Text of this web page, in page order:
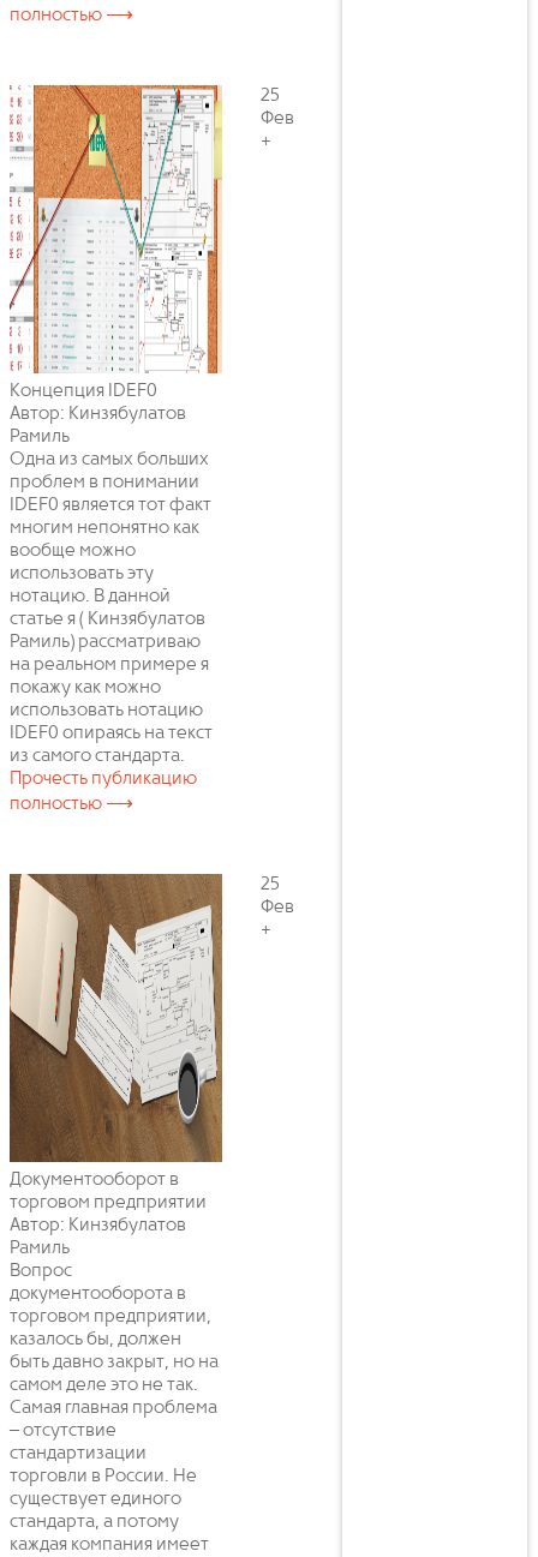
полностью ⟶
Концепция IDEF0
Автор: Кинзябулатов
Рамиль
Одна из самых больших
проблем в понимании
IDEF0 является тот факт
многим непонятно как
вообще можно
использовать эту
нотацию. В данной
статье я ( Кинзябулатов
Рамиль) рассматриваю
на реальном примере я
покажу как можно
использовать нотацию
IDEF0 опираясь на текст
из самого стандарта.
Прочесть публикацию
полностью ⟶
25
Фев
+
Документооборот в
торговом предприятии
Автор: Кинзябулатов
Рамиль
Вопрос
документооборота в
торговом предприятии,
казалось бы, должен
быть давно закрыт, но на
самом деле это не так.
Самая главная проблема
– отсутствие
стандартизации
торговли в России. Не
существует единого
стандарта, а потому
каждая компания имеет
25
Фев
+